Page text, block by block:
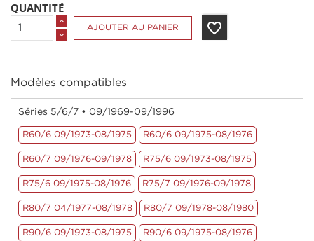
QUANTITÉ
AJOUTER AU PANIER favorite_border
Modèles compatibles
Séries 5/6/7 • 09/1969-09/1996
R60/6 09/1973-08/1975 R60/6 09/1975-08/1976
R60/7 09/1976-09/1978 R75/6 09/1973-08/1975
R75/6 09/1975-08/1976 R75/7 09/1976-09/1978
R80/7 04/1977-08/1978 R80/7 09/1978-08/1980
R90/6 09/1973-08/1975 R90/6 09/1975-08/1976